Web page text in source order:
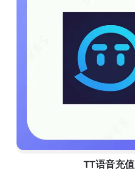
TT语音充值